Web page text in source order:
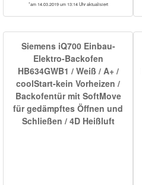
*am 14.03.2019 um 13:14 Uhr aktualisiert
Siemens iQ700 Einbau-
Elektro-Backofen
HB634GWB1 / Weiß / A+ /
coolStart-kein Vorheizen /
Backofentür mit SoftMove
für gedämpftes Öffnen und
Schließen / 4D Heißluft